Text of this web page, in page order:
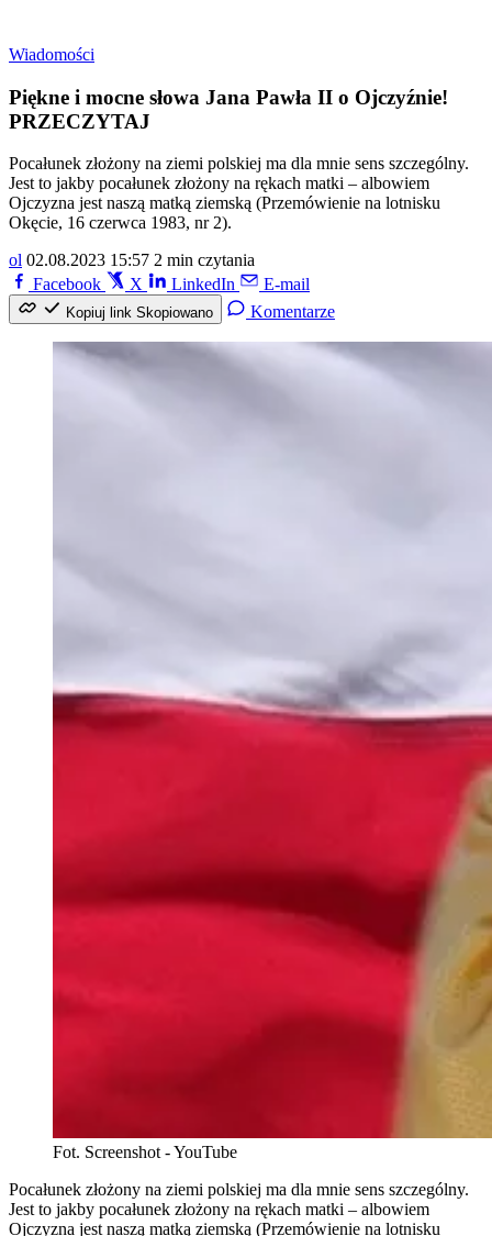
Wiadomości
Piękne i mocne słowa Jana Pawła II o Ojczyźnie!
PRZECZYTAJ
Pocałunek złożony na ziemi polskiej ma dla mnie sens szczególny.
Jest to jakby pocałunek złożony na rękach matki – albowiem
Ojczyzna jest naszą matką ziemską (Przemówienie na lotnisku
Okęcie, 16 czerwca 1983, nr 2).
ol 02.08.2023 15:57 2 min czytania
Facebook
X LinkedIn E-mail
Kopiuj link Skopiowano Komentarze
Fot. Screenshot - YouTube
Pocałunek złożony na ziemi polskiej ma dla mnie sens szczególny.
Jest to jakby pocałunek złożony na rękach matki – albowiem
Ojczyzna jest naszą matką ziemską (Przemówienie na lotnisku